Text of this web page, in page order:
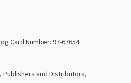
Card Number: 97-67654
Publishers and Distributors,